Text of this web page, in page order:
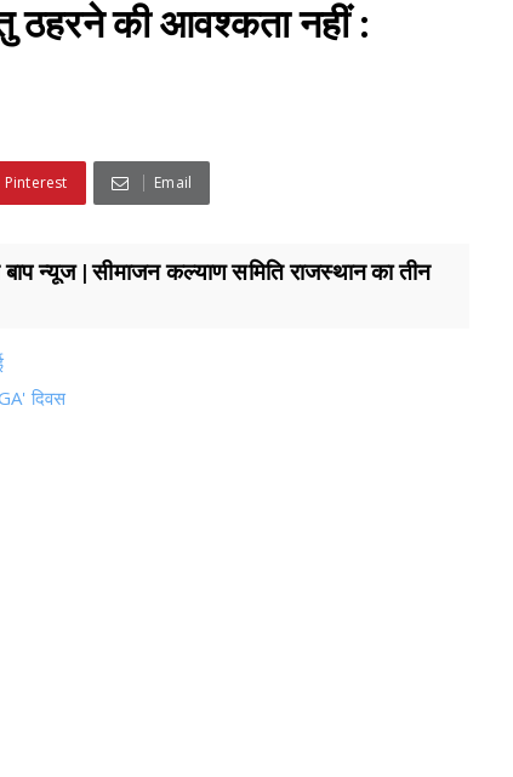
ठहरने की आवश्कता नहीं :
Pinterest Email
न्यूज | सीमाजन कल्याण समिति राजस्थान का तीन
दिवस